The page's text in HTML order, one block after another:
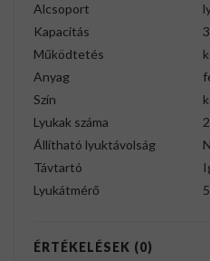
Alcsoport
Kapacitás
Működtetés
Anyag
Szín
Lyukak száma
2
Állítható lyuktávolság
Távtartó
Lyukátmérő
ÉRTÉKELÉSEK (0)